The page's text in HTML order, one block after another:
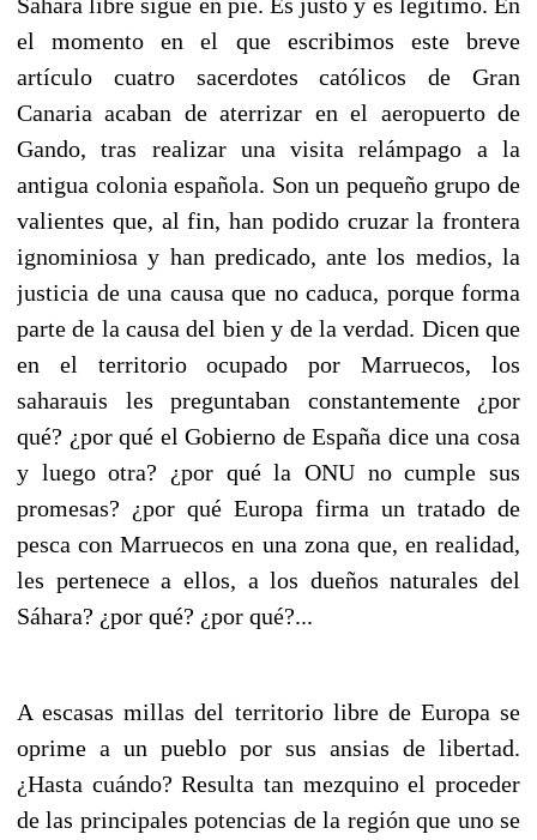
el momento en el que escribimos este breve
artículo cuatro sacerdotes católicos de Gran
Canaria acaban de aterrizar en el aeropuerto de
Gando, tras realizar una visita relámpago a la
antigua colonia española. Son un pequeño grupo de
valientes que, al fin, han podido cruzar la frontera
ignominiosa y han predicado, ante los medios, la
justicia de una causa que no caduca, porque forma
parte de la causa del bien y de la verdad. Dicen que
en el territorio ocupado por Marruecos, los
saharauis les preguntaban constantemente ¿por
qué? ¿por qué el Gobierno de España dice una cosa
y luego otra? ¿por qué la ONU no cumple sus
promesas? ¿por qué Europa firma un tratado de
pesca con Marruecos en una zona que, en realidad,
les pertenece a ellos, a los dueños naturales del
Sáhara? ¿por qué? ¿por qué?...
A escasas millas del territorio libre de Europa se
oprime a un pueblo por sus ansias de libertad.
¿Hasta cuándo? Resulta tan mezquino el proceder
de las principales potencias de la región que uno se